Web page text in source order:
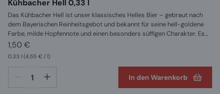
Kühbacher Hell 0,33 l
Das Kühbacher Hell ist unser klassisches Helles Bier – gebraut nach
dem Bayerischen Reinheitsgebot und bekannt für seine hell-goldene
Farbe, milde Hopfennote und einen besonders süffigen Charakter. Es
ist sowohl im 0,33l, als auch in 0,5l und in einem 5L
Partyfass erhältlich. Was ist Helles Bier? Typischerweise hat Helles
Bier einen Alkoholgehalt zwischen 4,5 und 5,5 Vol. %, ist mild gehopft,
Bierstil in großen Teilen Bayerns als bevorzugte Biersorte etabliert.
ZUTATEN : Wasser, Gerstenmalz und Hopfen
1,50 €
0.33 l (4,55 € / l)
In den Warenkorb